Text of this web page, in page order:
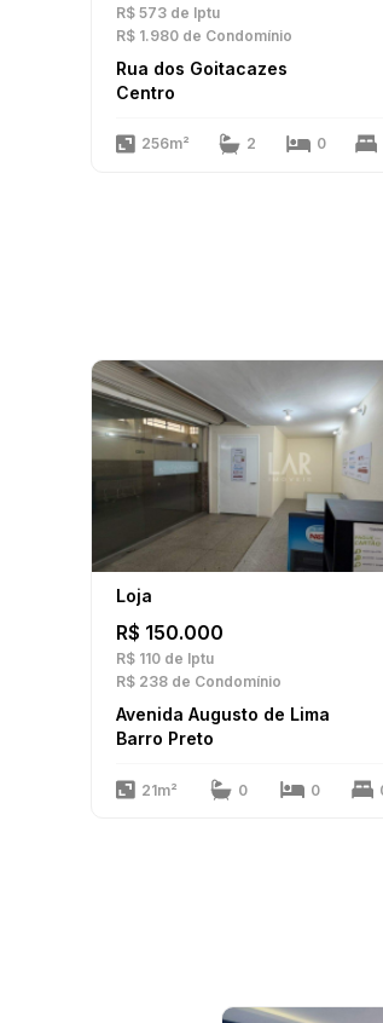
R$ 573 de Iptu
R$ 1.980 de Condomínio
Rua dos Goitacazes
Centro
256m² 2 0
Loja
R$ 150.000
R$ 110 de Iptu
R$ 238 de Condomínio
Avenida Augusto de Lima
Barro Preto
21m² 0 0